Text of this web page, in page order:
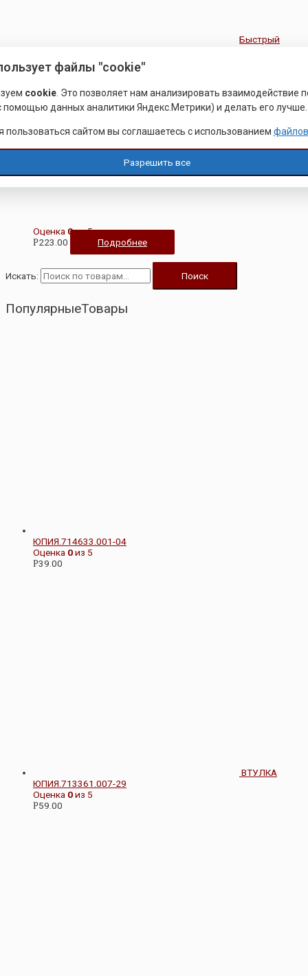
Быстрый
ЖЕЛЕЗНОДОРОЖНЫЙ КРЕПЕЖ
ЖД БОЛТЫ СТЫКОВЫЕ
Оценка 0из 5
Р223.00 Подробнее
Искать: Поиск
ПопулярныеТовары
ЮПИЯ.714633.001-04
Оценка 0из 5
Р39.00
ВТУЛКА
ЮПИЯ.713361.007-29
Оценка 0из 5
Р59.00
файлы "cookie"
cookie. Это позволяет нам анализировать взаимодействие
помощью данных аналитики Яндекс.Метрики) и делать его лучше.
сайтом вы соглашаетесь с использованием
Разрешить все